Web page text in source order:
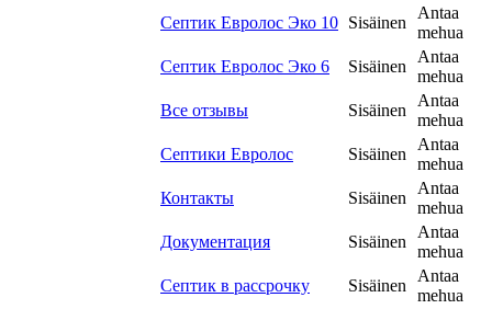
Септик Евролос Эко 10 Sisäinen
Antaa
mehua
Септик Евролос Эко 6
Sisäinen
Antaa
mehua
Все отзывы
Sisäinen
Antaa
mehua
Септики Евролос
Sisäinen
Antaa
mehua
Контакты
Sisäinen
Antaa
mehua
Документация
Sisäinen
Antaa
mehua
Септик в рассрочку
Sisäinen
Antaa
mehua